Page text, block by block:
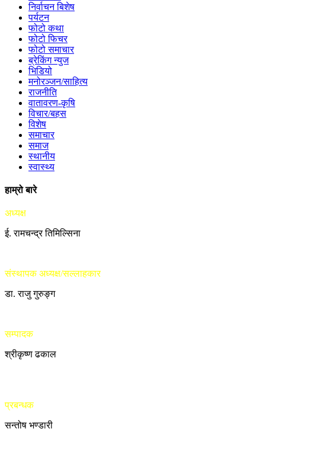
निर्वाचन बिशेष
पर्यटन
फोटो कथा
फोटो फिचर
फोटो समाचार
ब्रेकिंग न्युज
भिडियो
मनोरञ्जन/साहित्य
राजनीति
वातावरण-कृषि
विचार/बहस
विशेष
समाचार
समाज
स्थानीय
स्वास्थ्य
हाम्रो बारे
अध्यक्ष
ई. रामचन्द्र तिमिल्सिना
संस्थापक अध्यक्ष/सल्लाहकार
डा. राजु गुरुङ्ग
सम्पादक
श्रीकृष्ण ढकाल
प्रबन्धक
सन्तोष भण्डारी